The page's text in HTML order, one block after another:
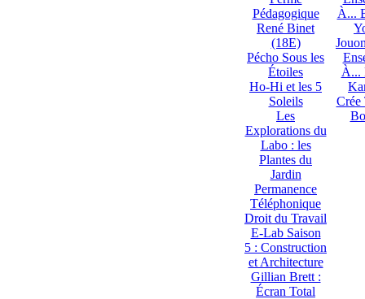
Pédagogique
René Binet
(18E)
Pécho Sous les
Étoiles
Ho-Hi et les 5
Soleils
Les
Explorations du
Labo : les
Plantes du
Jardin
Permanence
Téléphonique
Droit du Travail
E-Lab Saison
5 : Construction
et Architecture
Gillian Brett :
Écran Total
À...
À...
Crée